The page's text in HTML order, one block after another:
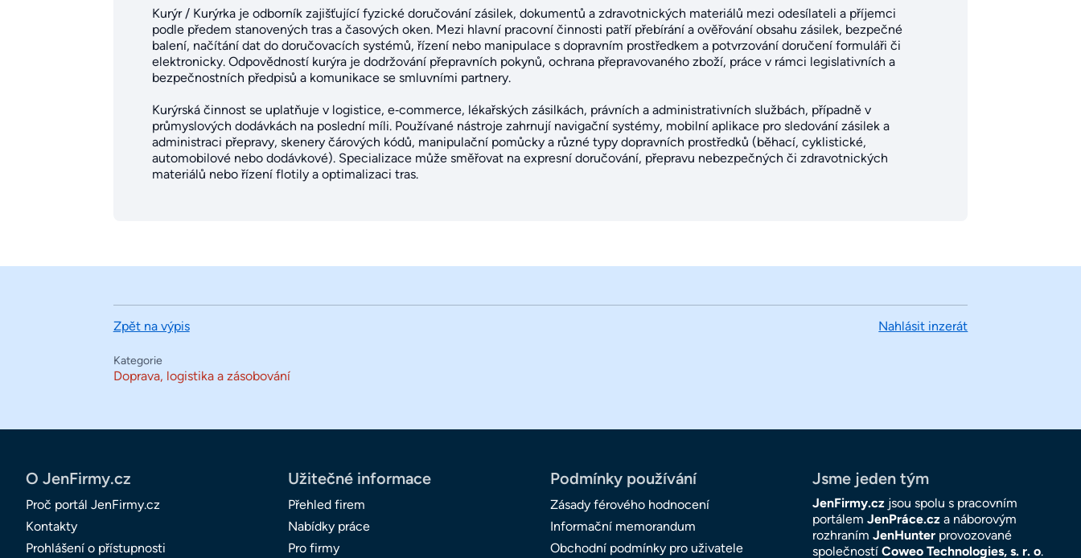
Kurýr / Kurýrka je odborník zajišťující fyzické doručování zásilek, dokumentů a zdravotnických materiálů mezi odesílateli a příjemci
podle předem stanovených tras a časových oken. Mezi hlavní pracovní činnosti patří přebírání a ověřování obsahu zásilek, bezpečné
balení, načítání dat do doručovacích systémů, řízení nebo manipulace s dopravním prostředkem a potvrzování doručení formuláři či
elektronicky. Odpovědností kurýra je dodržování přepravních pokynů, ochrana přepravovaného zboží, práce v rámci legislativních a
bezpečnostních předpisů a komunikace se smluvními partnery.
Kurýrská činnost se uplatňuje v logistice, e‑commerce, lékařských zásilkách, právních a administrativních službách, případně v
průmyslových dodávkách na poslední míli. Používané nástroje zahrnují navigační systémy, mobilní aplikace pro sledování zásilek a
administraci přepravy, skenery čárových kódů, manipulační pomůcky a různé typy dopravních prostředků (běhací, cyklistické,
automobilové nebo dodávkové). Specializace může směřovat na expresní doručování, přepravu nebezpečných či zdravotnických
materiálů nebo řízení flotily a optimalizaci tras.
Zpět na výpis Nahlásit inzerát
Kategorie
Doprava, logistika a zásobování
O JenFirmy.cz
Proč portál JenFirmy.cz
Kontakty
Prohlášení o přístupnosti
Užitečné informace
Přehled firem
Nabídky práce
Pro firmy
Podmínky používání
Zásady férového hodnocení
Informační memorandum
Obchodní podmínky pro uživatele
Jsme jeden tým
JenFirmy.cz jsou spolu s pracovním
portálem JenPráce.cz a náborovým
rozhraním JenHunter provozované
společností Coweo Technologies, s. r. o.